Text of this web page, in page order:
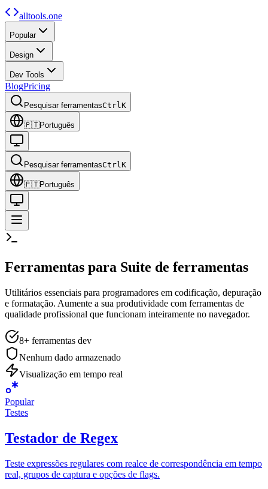
alltools.one
Popular
Design
Dev Tools
BlogPricing
Pesquisar ferramentasCtrlK
🇵🇹Português
Pesquisar ferramentasCtrlK
🇵🇹Português
Ferramentas para Suite de ferramentas
Utilitários essenciais para programadores em codificação, depuração
e formatação. Aumente a sua produtividade com ferramentas de
qualidade profissional que funcionam inteiramente no navegador.
8+ ferramentas dev
Nenhum dado armazenado
Visualização em tempo real
Popular
Testes
Testador de Regex
Teste expressões regulares com realce de correspondência em tempo
real, grupos de captura e opções de flags.